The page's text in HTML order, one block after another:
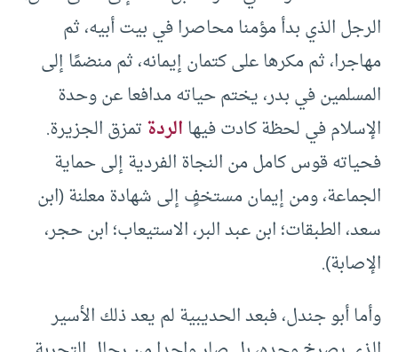
الرجل الذي بدأ مؤمنا محاصرا في بيت أبيه، ثم
مهاجرا، ثم مكرها على كتمان إيمانه، ثم منضمًا إلى
المسلمين في بدر، يختم حياته مدافعا عن وحدة
الإسلام في لحظة كادت فيهاالردةتمزق الجزيرة.
فحياته قوس كامل من النجاة الفردية إلى حماية
الجماعة، ومن إيمان مستخفٍ إلى شهادة معلنة (ابن
سعد، الطبقات؛ ابن عبد البر، الاستيعاب؛ ابن حجر،
الإصابة).
وأما أبو جندل، فبعد الحديبية لم يعد ذلك الأسير